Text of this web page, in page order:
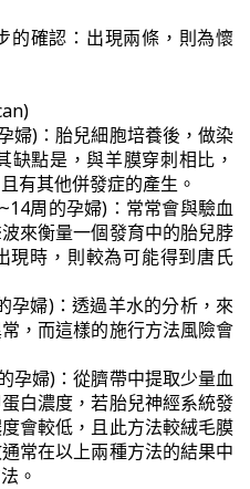
的確認：出現兩條，則為懷
婦)：胎兒細胞培養後，做染
點是，與羊膜穿刺相比，
有其他併發症的產生。
周的孕婦)：常常會與驗血
來衡量一個發育中的胎兒脖
現時，則較為可能得到唐氏
孕婦)：透過羊水的分析，來
，而這樣的施行方法風險會
孕婦)：從臍帶中提取少量血
白濃度，若胎兒神經系統發
會較低，且此方法較絨毛膜
常在以上兩種方法的結果中
。